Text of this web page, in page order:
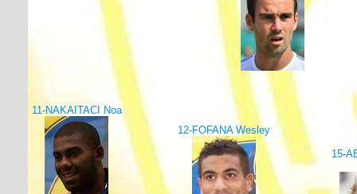
11-NAKAITACI Noa
12-FOFANA Wesley
15-